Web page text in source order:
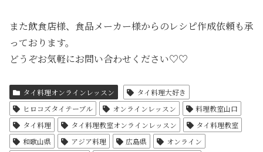
また飲食店様、食品メーカー様からのレシピ作成依頼も承
っております。
どうぞお気軽にお問い合わせください♡♡
タイ料理オンラインレッスン
タイ料理大好き
ヒロコズタイテーブル
オンラインレッスン
料理教室山口
タイ料理
タイ料理教室オンラインレッスン
タイ料理教室
和歌山県
アジア料理 広島県
オンライン